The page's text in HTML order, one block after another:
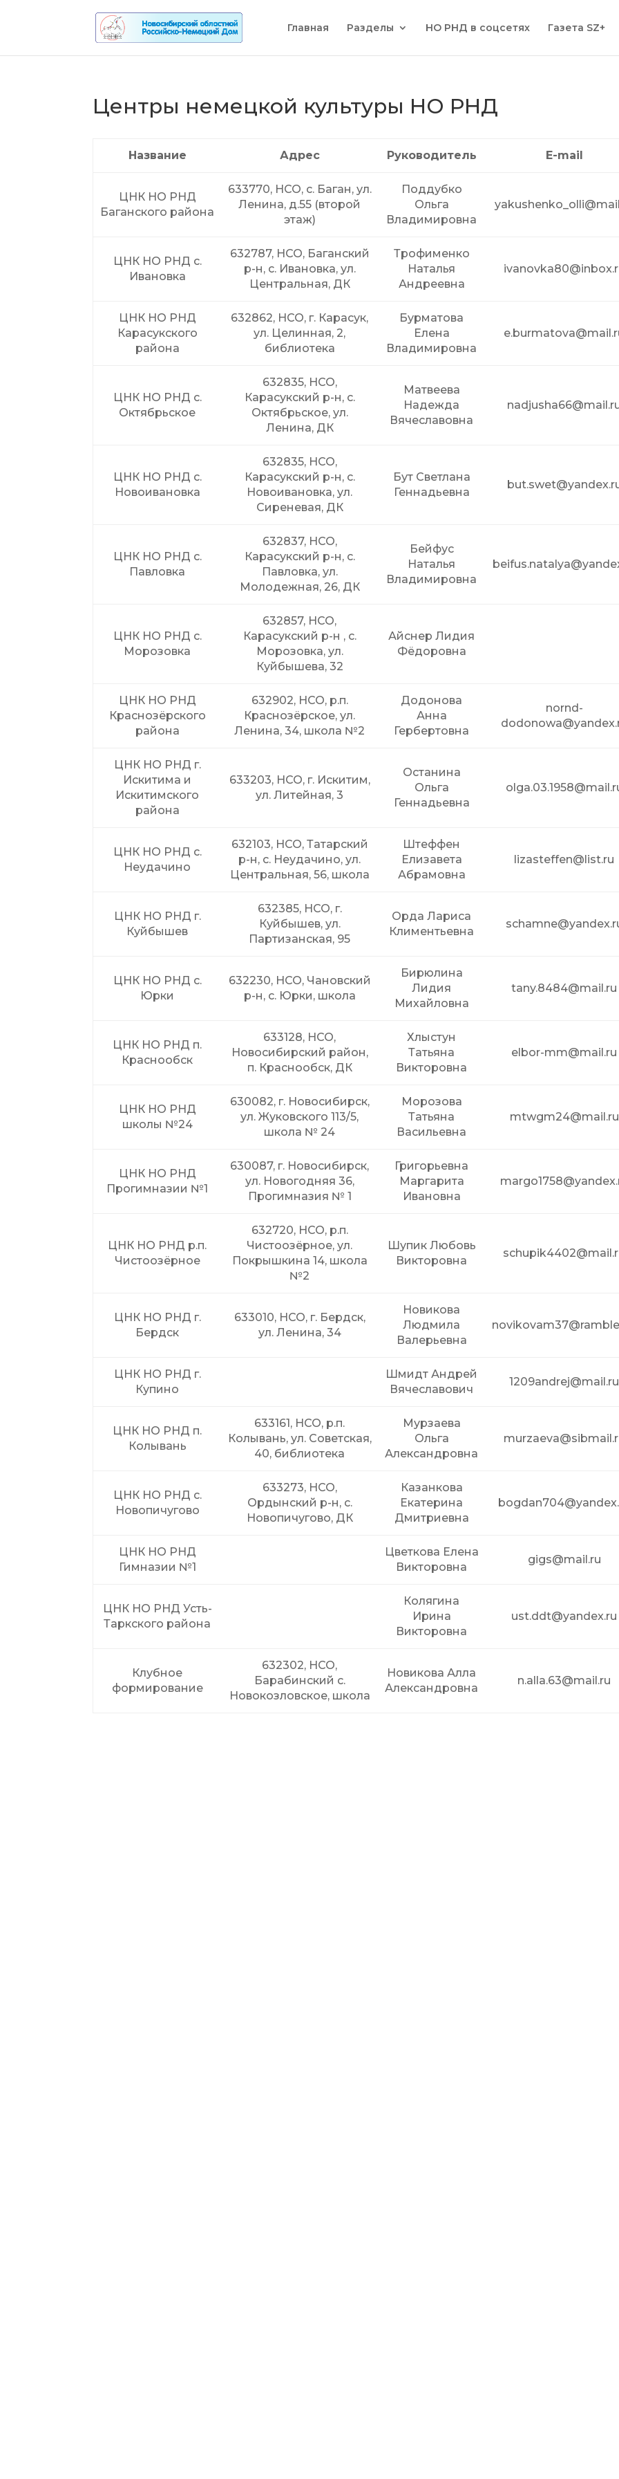
Главная Разделы НО РНД в соцсетях Газета SZ+
Центры немецкой культуры НО РНД
Название Адрес Руководитель E-mail
ЦНК НО РНД
Баганского района
633770, НСО, с. Баган, ул.
Ленина, д.55 (второй
этаж)
Поддубко
Ольга
Владимировна
ЦНК НО РНД с.
Ивановка
632787, НСО, Баганский
р-н, с. Ивановка, ул.
Центральная, ДК
Трофименко
Наталья
Андреевна
ЦНК НО РНД
Карасукского
района
632862, НСО, г. Карасук,
ул. Целинная, 2,
библиотека
Бурматова
Елена
Владимировна
ЦНК НО РНД с.
Октябрьское
632835, НСО,
Карасукский р-н, с.
Октябрьское, ул.
Ленина, ДК
Матвеева
Надежда
Вячеславовна
ЦНК НО РНД с.
Новоивановка
632835, НСО,
Карасукский р-н, с.
Новоивановка, ул.
Сиреневая, ДК
Бут Светлана
Геннадьевна
ЦНК НО РНД с.
Павловка
632837, НСО,
Карасукский р-н, с.
Павловка, ул.
Молодежная, 26, ДК
Бейфус
Наталья
Владимировна
ЦНК НО РНД с.
Морозовка
632857, НСО,
Карасукский р-н , с.
Морозовка, ул.
Куйбышева, 32
Айснер Лидия
Фёдоровна
ЦНК НО РНД
Краснозёрского
района
632902, НСО, р.п.
Краснозёрское, ул.
Ленина, 34, школа №2
Додонова
Анна
Гербертовна
nornd-
ЦНК НО РНД г.
Искитима и
Искитимского
района
633203, НСО, г. Искитим,
ул. Литейная, 3
Останина
Ольга
Геннадьевна
ЦНК НО РНД с.
Неудачино
632103, НСО, Татарский
р-н, с. Неудачино, ул.
Центральная, 56, школа
Штеффен
Елизавета
Абрамовна
lizasteffen@list.ru
ЦНК НО РНД г.
Куйбышев
632385, НСО, г.
Куйбышев, ул.
Партизанская, 95
Орда Лариса
Климентьевна
ЦНК НО РНД с.
Юрки
632230, НСО, Чановский
р-н, с. Юрки, школа
Бирюлина
Лидия
Михайловна
tany.8484@mail.ru
ЦНК НО РНД п.
Краснообск
633128, НСО,
Новосибирский район,
п. Краснообск, ДК
Хлыстун
Татьяна
Викторовна
elbor-mm@mail.ru
ЦНК НО РНД
школы №24
630082, г. Новосибирск,
ул. Жуковского 113/5,
школа № 24
Морозова
Татьяна
Васильевна
mtwgm24@mail.ru
ЦНК НО РНД
Прогимназии №1
630087, г. Новосибирск,
ул. Новогодняя 36,
Прогимназия № 1
Григорьевна
Маргарита
Ивановна
ЦНК НО РНД р.п.
Чистоозёрное
632720, НСО, р.п.
Чистоозёрное, ул.
Покрышкина 14, школа
№2
Шупик Любовь
Викторовна
ЦНК НО РНД г.
Бердск
633010, НСО, г. Бердск,
ул. Ленина, 34
Новикова
Людмила
Валерьевна
ЦНК НО РНД г.
Купино
Шмидт Андрей
Вячеславович
1209andrej@mail.ru
ЦНК НО РНД п.
Колывань
633161, НСО, р.п.
Колывань, ул. Советская,
40, библиотека
Мурзаева
Ольга
Александровна
ЦНК НО РНД с.
Новопичугово
633273, НСО,
Ордынский р-н, с.
Новопичугово, ДК
Казанкова
Екатерина
Дмитриевна
ЦНК НО РНД
Гимназии №1
Цветкова Елена
Викторовна
gigs@mail.ru
ЦНК НО РНД Усть-
Таркского района
Колягина
Ирина
Викторовна
ust.ddt@yandex.ru
Клубное
формирование
632302, НСО,
Барабинский c.
Новокозловское, школа
Новикова Алла
Александровна
n.alla.63@mail.ru